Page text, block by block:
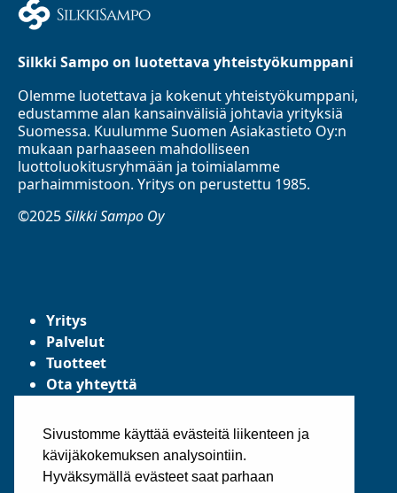
Sivustomme käyttää evästeitä liikenteen ja
kävijäkokemuksen analysointiin.
Hyväksymällä evästeet saat parhaan
Silkki Sampo on luotettava yhteistyökumppani
Olemme luotettava ja kokenut yhteistyökumppani,
edustamme alan kansainvälisiä johtavia yrityksiä
Suomessa. Kuulumme Suomen Asiakastieto Oy:n
mukaan parhaaseen mahdolliseen
luottoluokitusryhmään ja toimialamme
parhaimmistoon. Yritys on perustettu 1985.
©2025Silkki Sampo Oy
Yritys
Palvelut
Tuotteet
Ota yhteyttä
Yleiset toimitusehdot